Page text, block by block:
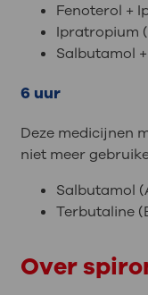
Fenoterol +
Ipratropium
Salbutamol
6 uur
Deze medicijnen
niet meer
Salbutamol
Terbutaline
Over